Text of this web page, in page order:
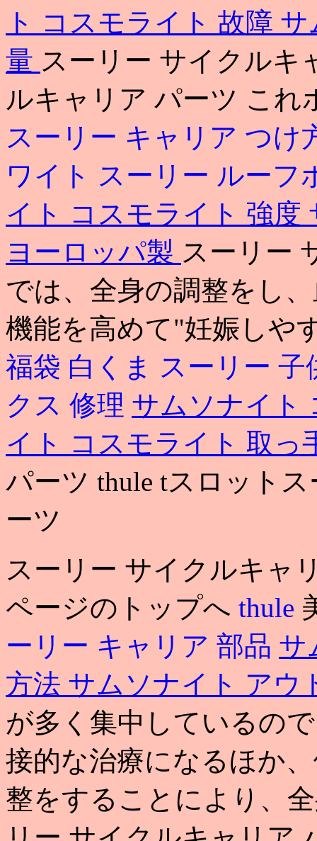
ト コスモライト 故障 サ
量 スーリー サイクルキ
ルキャリア パーツ こ
スーリー キャリア つけ
ワイト
スーリー ルー
イト コスモライト 強度
ヨーロッパ製 スーリー
では、全身の調整をし
機能を高めて"妊娠しや
福袋 白くま
スーリー
クス 修理 サムソナイト
イト コスモライト 取っ
パーツ thule tスロット
ーツ
スーリー サイクルキャ
ページのトップへ thule
ーリー キャリア 部品 サ
方法 サムソナイト アウ
が多く集中しているの
接的な治療になるほか
整をすることにより、